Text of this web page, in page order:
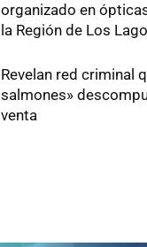
organizado en
la Región de Los
Revelan red criminal
salmones»
venta